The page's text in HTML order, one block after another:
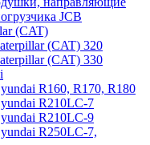
JCB
(CAT)
(CAT) 320
(CAT) 330
R160, R170, R180
R210LC-7
R210LC-9
R250LC-7,